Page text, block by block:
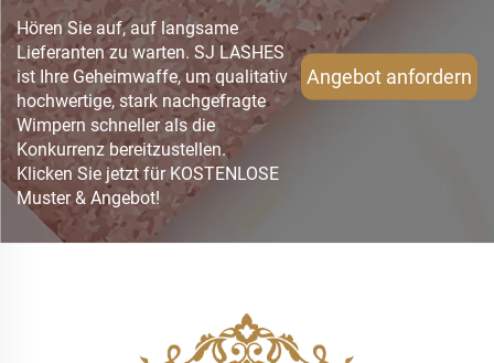
Hören Sie auf, auf langsame
Lieferanten zu warten. SJ LASHES
ist Ihre Geheimwaffe, um qualitativ
hochwertige, stark nachgefragte
Wimpern schneller als die
Konkurrenz bereitzustellen.
Klicken Sie jetzt für KOSTENLOSE
Muster & Angebot!
Angebot anfordern